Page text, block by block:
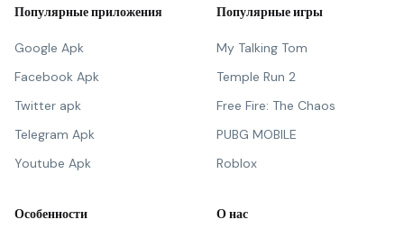
Популярные приложения
Google Apk
Facebook Apk
Twitter apk
Telegram Apk
Youtube Apk
Популярные игры
My Talking Tom
Temple Run 2
Free Fire: The Chaos
PUBG MOBILE
Roblox
Особенности О нас